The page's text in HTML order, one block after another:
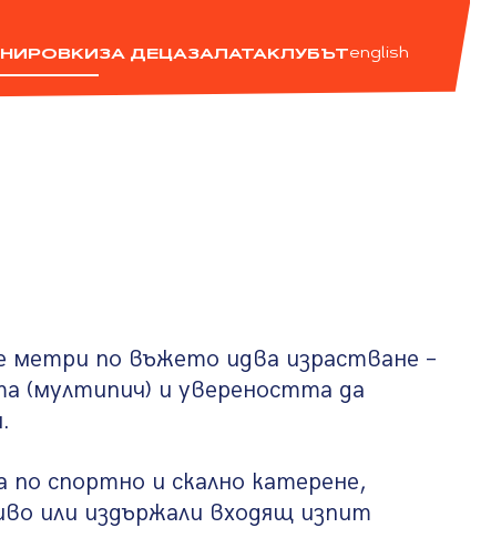
ЗА ДЕЦАЗАЛАТАКЛУБЪТenglish
метри по въжето идва израстване –
(мултипич) и увереността да
спортно и скално катерене,
или издържали входящ изпит